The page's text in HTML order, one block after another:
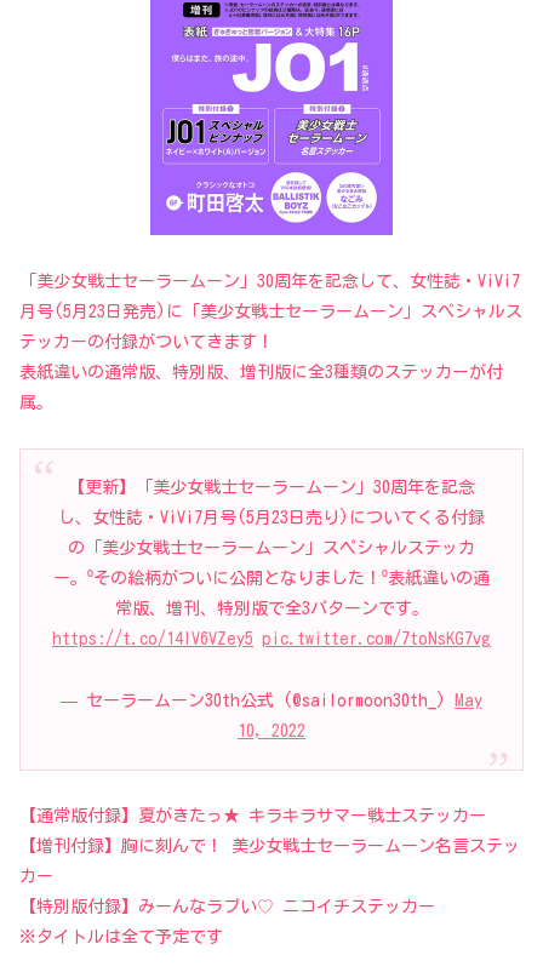
「美少女戦士セーラームーン」30周年を記念して、女性誌・ViVi7
月号(5月23日発売)に「美少女戦士セーラームーン」スぺシャルス
テッカーの付録がついてきます！
表紙違いの通常版、特別版、増刊版に全3種類のステッカーが付
属。
【更新】「美少女戦士セーラームーン」30周年を記念
し、女性誌・ViVi7月号(5月23日売り)についてくる付録
の「美少女戦士セーラームーン」スペシャルステッカ
ー。⁰その絵柄がついに公開となりました！⁰表紙違いの通
常版、増刊、特別版で全3パターンです。
https://t.co/14lV6VZey5 pic.twitter.com/7toNsKG7vg
— セーラームーン30th公式 (@sailormoon30th_) May
10, 2022
【通常版付録】夏がきたっ★ キラキラサマー戦士ステッカー
【増刊付録】胸に刻んで！ 美少女戦士セーラームーン名言ステッ
カー
【特別版付録】みーんなラブい♡ ニコイチステッカー
※タイトルは全て予定です